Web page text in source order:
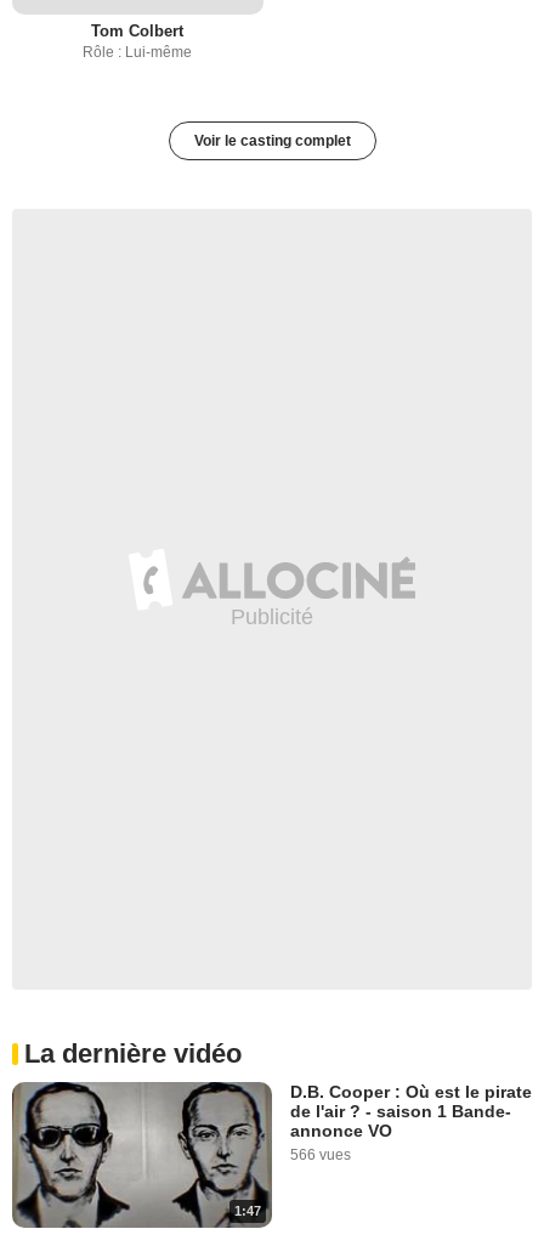
Tom Colbert
Rôle : Lui-même
Voir le casting complet
La dernière vidéo
1:47
D.B. Cooper : Où est le pirate
de l'air ? - saison 1 Bande-
annonce VO
566 vues